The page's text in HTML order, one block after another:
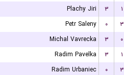
Plachy Jiri
۳ ۱
Petr Saleny
۰ ۳
Michal Vavrecka
۳ ۰
Radim Pavelka
۳ ۱
Radim Urbaniec
۰ ۳